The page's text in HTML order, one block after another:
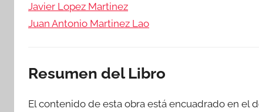
Javier Lopez Martinez
Juan Antonio Martinez Lao
Resumen del Libro
El contenido de esta obra está encuadrado en el